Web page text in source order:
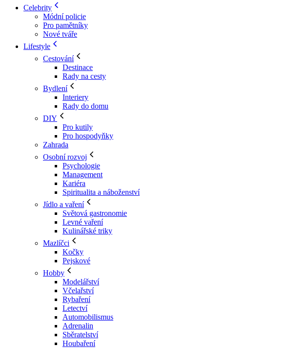
Celebrity
Módní policie
Pro pamětníky
Nové tváře
Lifestyle
Cestování
Destinace
Rady na cesty
Bydlení
Interiery
Rady do domu
DIY
Pro kutily
Pro hospodyňky
Zahrada
Osobní rozvoj
Psychologie
Management
Kariéra
Spiritualita a náboženství
Jídlo a vaření
Světová gastronomie
Levné vaření
Kulinářské triky
Mazlíčci
Kočky
Pejskové
Hobby
Modelářství
Včelařství
Rybaření
Letectví
Automobilismus
Adrenalin
Sběratelství
Houbaření